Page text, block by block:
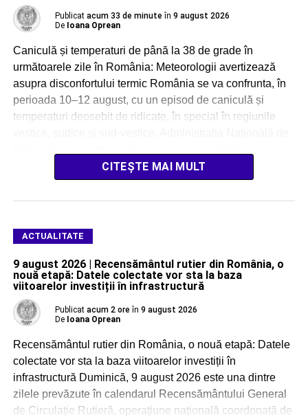
Publicat acum 33 de minute în 9 august 2026
De Ioana Oprean
Caniculă și temperaturi de până la 38 de grade în
următoarele zile în România: Meteorologii avertizează
asupra disconfortului termic România se va confrunta, în
perioada 10–12 august, cu un episod de caniculă și
temperaturi deosebit de ridicate, în special în regiunile
disconfortului termic, […]CITEȘTE MAI MULT
ACTUALITATE
9 august 2026 | Recensământul rutier din România, o
nouă etapă: Datele colectate vor sta la baza
viitoarelor investiții în infrastructură
Publicat acum 2 ore în 9 august 2026
De Ioana Oprean
Recensământul rutier din România, o nouă etapă: Datele
colectate vor sta la baza viitoarelor investiții în
infrastructură Duminică, 9 august 2026 este una dintre
zilele prevăzute în calendarul Recensământului General
de Circulație Rutieră, operațiune națională coordonată de